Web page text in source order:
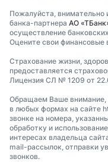
Пожалуйста, внимательно
банка-партнера АО
осуществление
Оцените свои финансовые
Страхование жизни,
предоставляется
Лицензия СЛ № 1209 от
Обращаем Ваше внимание,
в любых формах на сайте
звонке на номера,
обработку и
интересах владельца
mail-рассылок, отправки
звонков.